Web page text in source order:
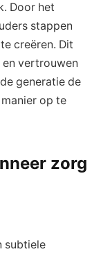
Door het
stappen
creëren. Dit
vertrouwen
generatie de
op te
zorg
subtiele